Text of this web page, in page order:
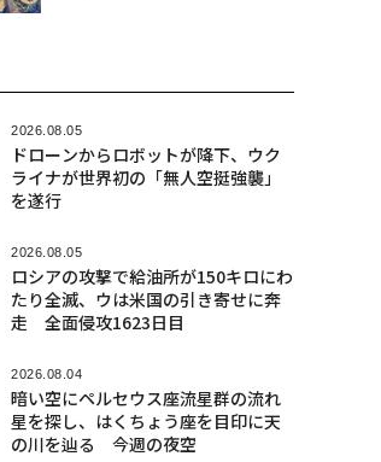
2026.08.05
ドローンからロボットが降下、ウク
ライナが世界初の「無人空挺強襲」
を遂行
2026.08.05
ロシアの攻撃で給油所が150キロにわ
たり全滅、ウは米国の引き寄せに奔
走 全面侵攻1623日目
2026.08.04
暗い空にペルセウス座流星群の流れ
星を探し、はくちょう座を目印に天
の川を辿る 今週の夜空